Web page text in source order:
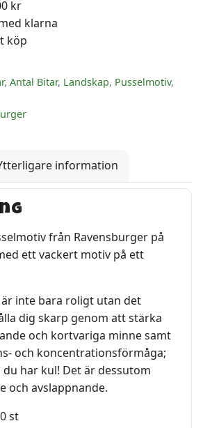
kr
klarna
köp
, Antal Bitar, Landskap, Pusselmotiv,
information
från Ravensburger på
ett vackert motiv på ett
inte bara roligt utan det
dig skarp genom att stärka
och kortvariga minne samt
och koncentrationsförmåga;
har kul! Det är dessutom
och avslappnande.
st